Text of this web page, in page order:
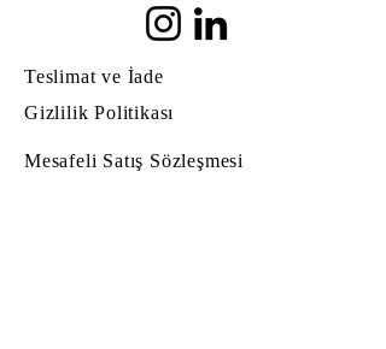
Teslimat ve İade
Gizlilik Politikası
Mesafeli Satış Sözleşmesi